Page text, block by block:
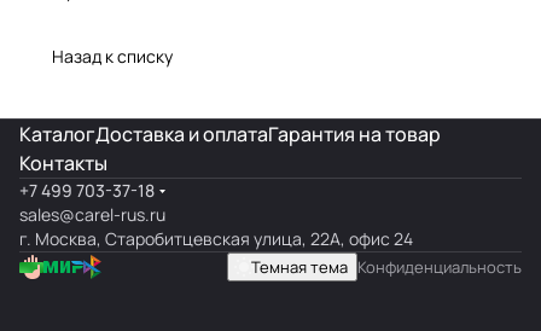
поломок и
Назад к списку
КаталогДоставка и оплатаГарантия на товар
Контакты
+7 499 703-37-18
sales@carel-rus.ru
г. Москва, Старобитцевская улица, 22А, офис 24
Темная тема Конфиденциальность